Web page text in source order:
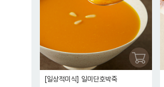
[일상적미식] 일미단호박죽